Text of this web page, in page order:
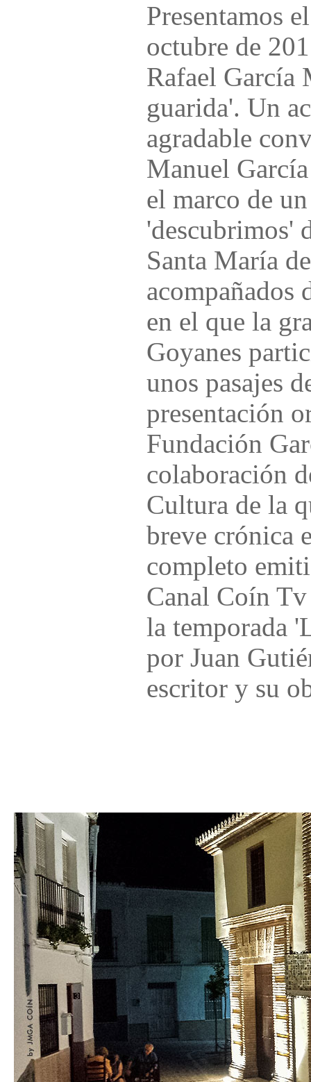
Presentamos
octubre de
Rafael García
guarida'. Un
agradable
Manuel
el marco de
'descubrimos'
Santa María
acompañados
en el que la
Goyanes
unos pasajes
presentación
Fundación
colaboración
Cultura de la
breve crónica
completo
Canal Coín
la temporada
por Juan
escritor y su